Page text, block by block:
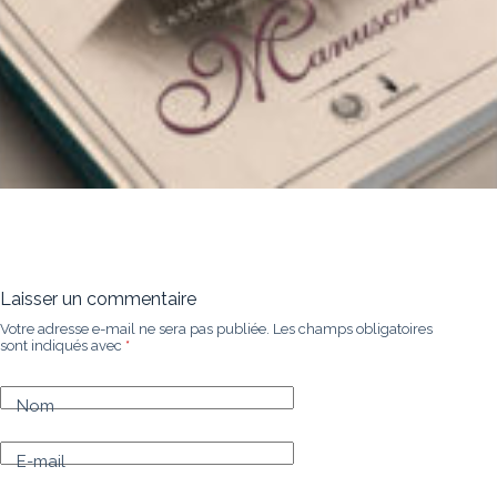
Laisser un commentaire
Votre adresse e-mail ne sera pas publiée. Les champs obligatoires
sont indiqués avec *
Nom
E-mail